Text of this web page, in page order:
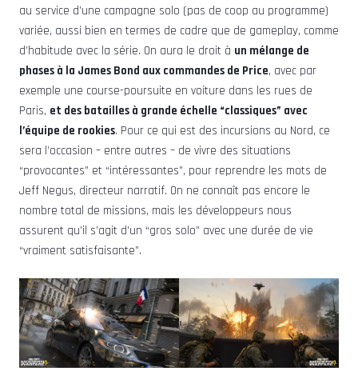
au service d’une campagne solo (pas de coop au programme)
variée, aussi bien en termes de cadre que de gameplay, comme
d’habitude avec la série. On aura le droit à un mélange de
phases à la James Bond aux commandes de Price, avec par
exemple une course-poursuite en voiture dans les rues de
Paris, et des batailles à grande échelle “classiques” avec
l’équipe de rookies. Pour ce qui est des incursions au Nord, ce
sera l’occasion – entre autres – de vivre des situations
“provocantes” et “intéressantes”, pour reprendre les mots de
Jeff Negus, directeur narratif. On ne connaît pas encore le
nombre total de missions, mais les développeurs nous
assurent qu’il s’agit d’un “gros solo” avec une durée de vie
“vraiment satisfaisante”.